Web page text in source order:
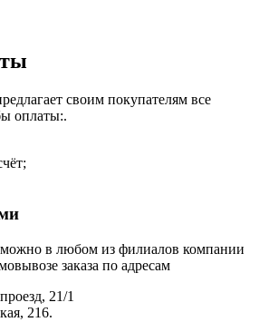
своим покупателям все
оплаты:.
в любом из филиалов компании
заказа по адресам
21/1
216.